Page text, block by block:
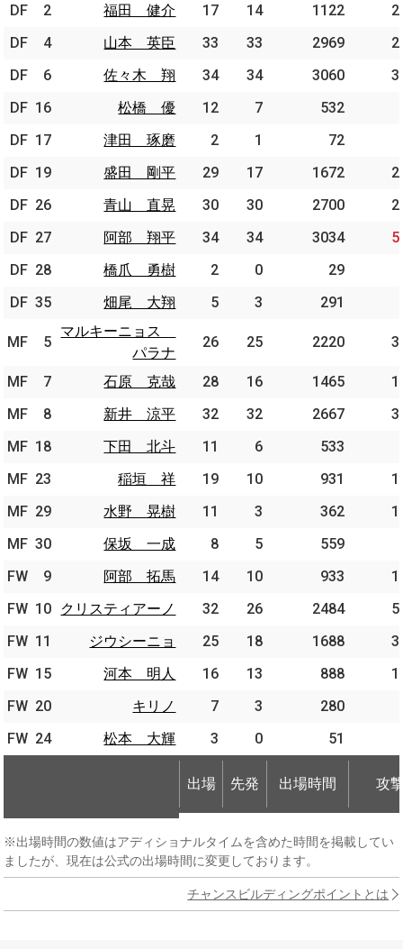
DF
2 福田 健介 17 14 1122
DF
4 山本 英臣 33 33 2969
DF
6 佐々木 翔 34 34 3060
DF 16 松橋 優 12 7 532
DF 17 津田 琢磨 2 1 72
DF 19 盛田 剛平 29 17 1672
DF 26 青山 直晃 30 30 2700
DF 27 阿部 翔平 34 34 3034
DF 28 橋爪 勇樹 2 0 29
DF 35 畑尾 大翔 5 3 291
MF 5
マルキーニョス
パラナ
26 25 2220
MF 7 石原 克哉 28 16 1465
MF
8 新井 涼平 32 32 2667
MF 18 下田 北斗 11 6 533
MF 23 稲垣 祥 19 10 931
MF 29 水野 晃樹 11 3 362
MF 30 保坂 一成 8 5 559
FW
9 阿部 拓馬 14 10 933
FW 10 クリスティアーノ 32 26 2484
FW 11 ジウシーニョ 25 18 1688
FW 15 河本 明人 16 13 888
FW 20 キリノ 7 3 280
FW 24 松本 大輝 3 0 51
出場 先発 出場時間 攻
DF
2
福田 健介
DF
4
山本 英臣
DF
6
佐々木 翔
DF 16
松橋 優
DF 17
津田 琢磨
DF 19
盛田 剛平
DF 26
青山 直晃
DF 27
阿部 翔平
DF 28
橋爪 勇樹
DF 35 畑尾 大翔
MF 5
マルキーニョス
パラナ
MF
7
石原 克哉
MF
8
新井 涼平
MF 18
下田 北斗
MF 23
稲垣 祥
MF 29
水野 晃樹
MF 30
保坂 一成
FW
9
阿部 拓馬
FW 10
クリスティアーノ
FW 11
ジウシーニョ
FW 15
河本 明人
FW 20
キリノ
FW 24 松本 大輝
※出場時間の数値はアディショナルタイムを含めた時間を掲載してい
ましたが、現在は公式の出場時間に変更しております。
チャンスビルディングポイントとは